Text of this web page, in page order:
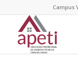
Campus